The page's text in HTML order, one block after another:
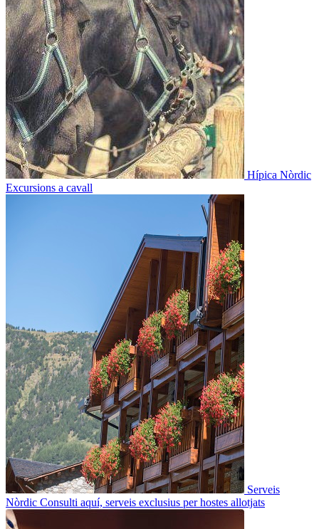
Hípica Nòrdic
Excursions a cavall
Serveis
Nòrdic Consulti aquí, serveis exclusius per hostes allotjats